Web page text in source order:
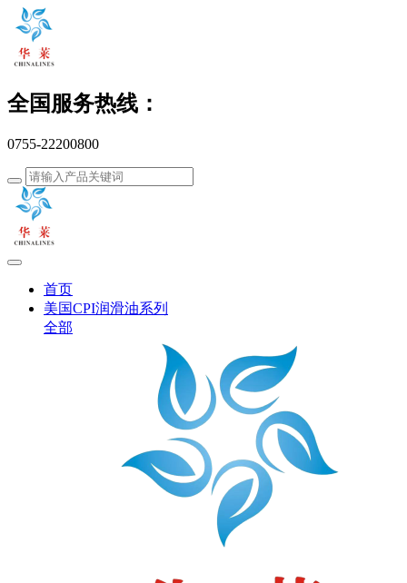
全国服务热线：
0755-22200800
首页
美国CPI润滑油系列
全部